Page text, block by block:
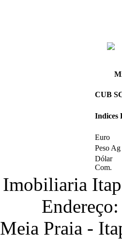
CUB
Indices
Euro
Peso Ag
Dólar
Com.
Imobiliaria
Meia Praia -